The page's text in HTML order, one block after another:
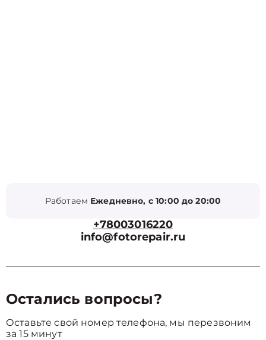
Работаем Ежедневно, с 10:00 до 20:00
+78003016220
info@fotorepair.ru
Остались вопросы?
Оставьте свой номер телефона, мы перезвоним
за 15 минут